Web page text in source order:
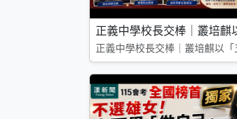
正義中學校長交棒｜叢培麒
正義中學校長交棒｜叢培麒以